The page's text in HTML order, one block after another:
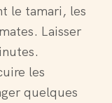
le tamari, les
Laisser
les
quelques